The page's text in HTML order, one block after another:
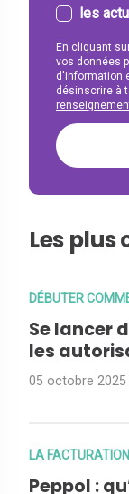
les
En cliquant
vos données
d'information
désinscrire à
Les plus
DÉBUTER
Se lancer
les
05 octobre 2025
LA
Peppol :